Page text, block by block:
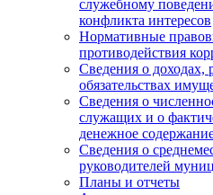
служебному
конфликта интересов
Нормативные
противодействия
Сведения о доходах,
обязательствах
Сведения о
служащих и о
денежное
Сведения о
руководителей
Планы и отчеты